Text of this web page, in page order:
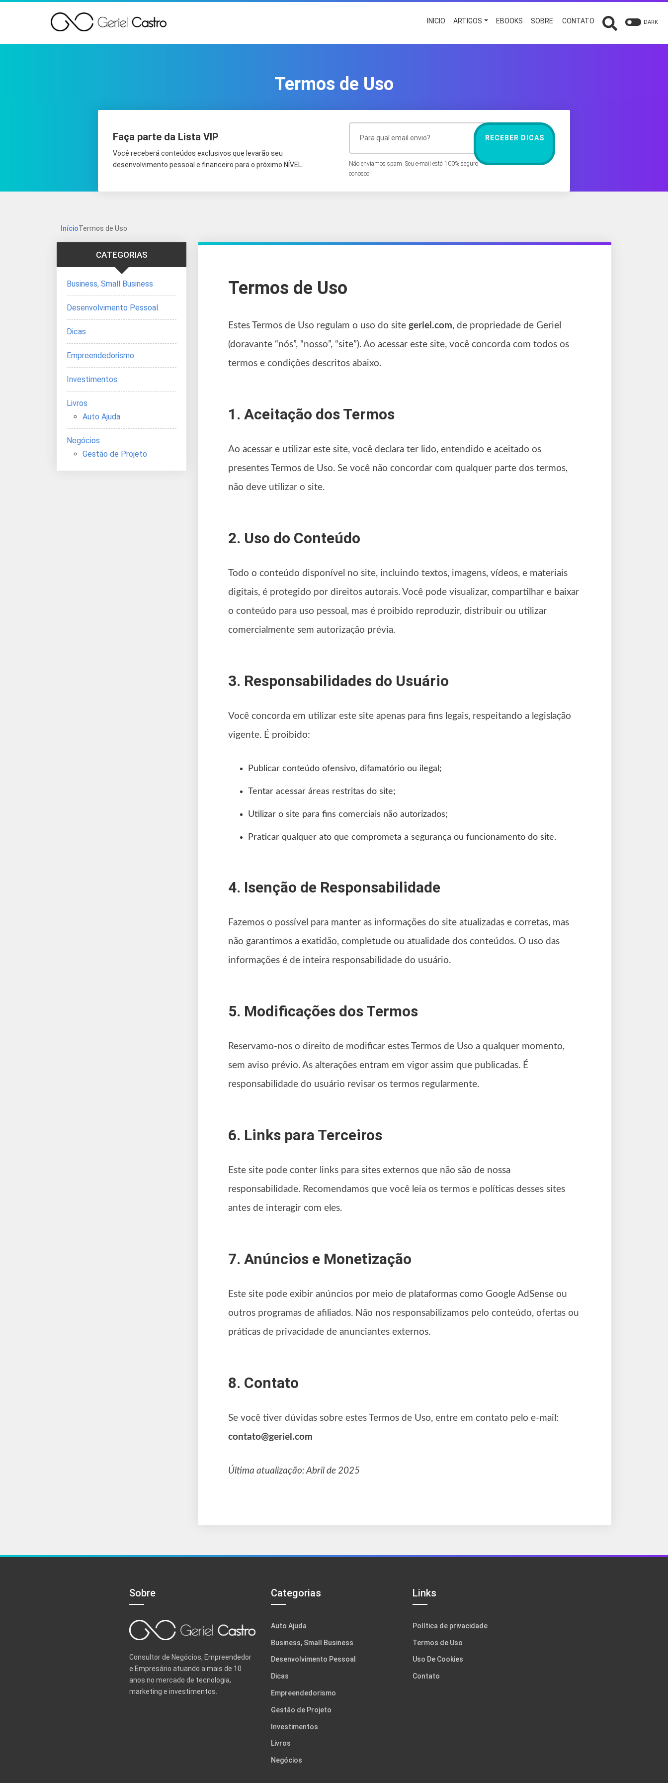
INICIO ARTIGOS EBOOKS SOBRE CONTATO DARK
Termos de Uso
Faça parte da Lista VIP
Você receberá conteúdos exclusivos que levarão seu
desenvolvimento pessoal e financeiro para o próximo NÍVEL.
Não enviamos spam. Seu e-mail está 100% seguro
conosco!
RECEBER DICAS
InícioTermos de Uso
Termos de Uso
Estes Termos de Uso regulam o uso do site geriel.com, de propriedade de Geriel
(doravante “nós”, “nosso”, “site”). Ao acessar este site, você concorda com todos os
termos e condições descritos abaixo.
1. Aceitação dos Termos
Ao acessar e utilizar este site, você declara ter lido, entendido e aceitado os
presentes Termos de Uso. Se você não concordar com qualquer parte dos termos,
não deve utilizar o site.
2. Uso do Conteúdo
Todo o conteúdo disponível no site, incluindo textos, imagens, vídeos, e materiais
digitais, é protegido por direitos autorais. Você pode visualizar, compartilhar e baixar
o conteúdo para uso pessoal, mas é proibido reproduzir, distribuir ou utilizar
comercialmente sem autorização prévia.
3. Responsabilidades do Usuário
Você concorda em utilizar este site apenas para fins legais, respeitando a legislação
vigente. É proibido:
Publicar conteúdo ofensivo, difamatório ou ilegal;
Tentar acessar áreas restritas do site;
Utilizar o site para fins comerciais não autorizados;
Praticar qualquer ato que comprometa a segurança ou funcionamento do site.
4. Isenção de Responsabilidade
Fazemos o possível para manter as informações do site atualizadas e corretas, mas
não garantimos a exatidão, completude ou atualidade dos conteúdos. O uso das
informações é de inteira responsabilidade do usuário.
5. Modificações dos Termos
Reservamo-nos o direito de modificar estes Termos de Uso a qualquer momento,
sem aviso prévio. As alterações entram em vigor assim que publicadas. É
responsabilidade do usuário revisar os termos regularmente.
6. Links para Terceiros
Este site pode conter links para sites externos que não são de nossa
responsabilidade. Recomendamos que você leia os termos e políticas desses sites
antes de interagir com eles.
7. Anúncios e Monetização
Este site pode exibir anúncios por meio de plataformas como Google AdSense ou
outros programas de afiliados. Não nos responsabilizamos pelo conteúdo, ofertas ou
práticas de privacidade de anunciantes externos.
8. Contato
Se você tiver dúvidas sobre estes Termos de Uso, entre em contato pelo e-mail:
contato@geriel.com
Última atualização: Abril de 2025
CATEGORIAS
Business, Small Business
Desenvolvimento Pessoal
Dicas
Empreendedorismo
Investimentos
Livros
Auto Ajuda
Negócios
Gestão de Projeto
Sobre
Consultor de Negócios, Empreendedor
e Empresário atuando a mais de 10
anos no mercado de tecnologia,
marketing e investimentos.
Categorias
Auto Ajuda
Business, Small Business
Desenvolvimento Pessoal
Dicas
Empreendedorismo
Gestão de Projeto
Investimentos
Livros
Negócios
Links
Política de privacidade
Termos de Uso
Uso De Cookies
Contato